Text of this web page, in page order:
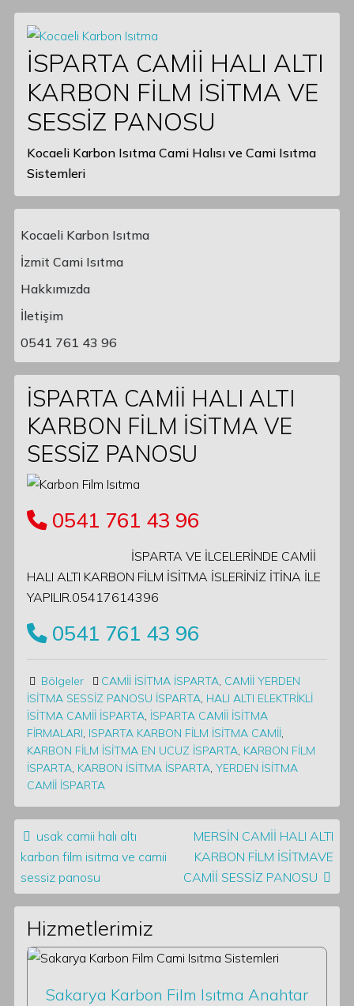
İSPARTA CAMİİ HALI ALTI
KARBON FİLM İSİTMA VE
SESSİZ PANOSU
Kocaeli Karbon Isıtma Cami Halısı ve Cami Isıtma
Sistemleri
Main Navigation
Kocaeli Karbon Isıtma
İzmit Cami Isıtma
Hakkımızda
İletişim
0541 761 43 96
İSPARTA CAMİİ HALI ALTI
KARBON FİLM İSİTMA VE
SESSİZ PANOSU
0541 761 43 96
İSPARTA VE İLCELERİNDE CAMİİ
HALI ALTI KARBON FİLM İSİTMA İSLERİNİZ İTİNA İLE
YAPILIR.05417614396
0541 761 43 96
Bölgeler CAMİİ İSİTMA İSPARTA, CAMİİ YERDEN
İSİTMA SESSİZ PANOSU İSPARTA, HALI ALTI ELEKTRİKLİ
İSİTMA CAMİİ İSPARTA, İSPARTA CAMİİ İSİTMA
FİRMALARI, ISPARTA KARBON FİLM İSİTMA CAMİİ,
KARBON FİLM İSİTMA EN UCUZ İSPARTA, KARBON FİLM
İSPARTA, KARBON İSİTMA İSPARTA, YERDEN İSİTMA
CAMİİ İSPARTA
Post navigation
usak camii halı altı
karbon film isitma ve camii
sessiz panosu
MERSİN CAMİİ HALI ALTI
KARBON FİLM İSİTMAVE
CAMİİ SESSİZ PANOSU
Hizmetlerimiz
Sakarya Karbon Film Isıtma Anahtar